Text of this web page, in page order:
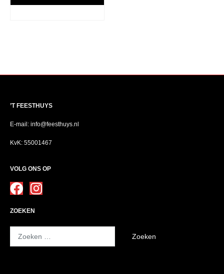
’T FEESTHUYS
E-mail: info@feesthuys.nl
KvK: 55001467
VOLG ONS OP
ZOEKEN